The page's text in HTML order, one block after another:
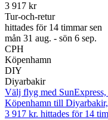
3 917 kr
Tur-och-retur
hittades för 14 timmar sen
mån 31 aug. - sön 6 sep.
CPH
Köpenhamn
DIY
Diyarbakir
Välj flyg med SunExpress,
Köpenhamn till
3 917 kr. hittades för 14